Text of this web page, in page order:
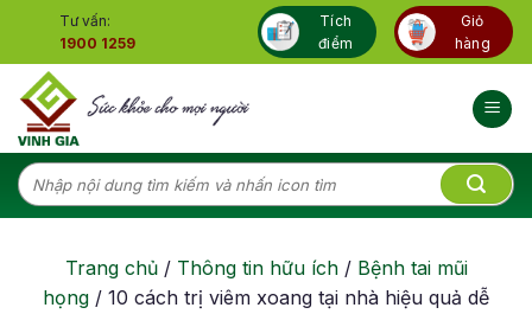
content
Tư vấn:
1900 1259
Tích
điểm
Giỏ
hàng
Tìm
kiếm:
Trang chủ/ Thông tin hữu ích/ Bệnh tai mũi
họng / 10 cách trị viêm xoang tại nhà hiệu quả dễ